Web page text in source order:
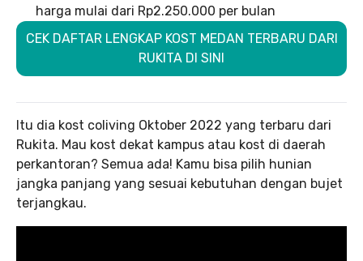
harga mulai dari Rp2.250.000 per bulan
CEK DAFTAR LENGKAP KOST MEDAN TERBARU DARI
RUKITA DI SINI
Itu dia kost coliving Oktober 2022 yang terbaru dari
Rukita. Mau kost dekat kampus atau kost di daerah
perkantoran? Semua ada! Kamu bisa pilih hunian
jangka panjang yang sesuai kebutuhan dengan bujet
terjangkau.